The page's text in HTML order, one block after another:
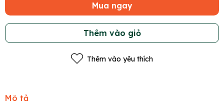
Mua ngay
Thêm vào giỏ
Thêm vào yêu thích
Mô tả